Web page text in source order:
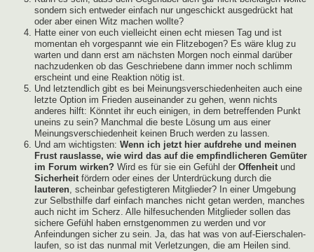
sondern sich entweder einfach nur ungeschickt ausgedrückt hat
oder aber einen Witz machen wollte?
Hatte einer von euch vielleicht einen echt miesen Tag und ist
momentan eh vorgespannt wie ein Flitzebogen? Es wäre klug zu
warten und dann erst am nächsten Morgen noch einmal darüber
nachzudenken ob das Geschriebene dann immer noch schlimm
erscheint und eine Reaktion nötig ist.
Und letztendlich gibt es bei Meinungsverschiedenheiten auch eine
letzte Option im Frieden auseinander zu gehen, wenn nichts
anderes hilft: Könntet ihr euch einigen, in dem betreffenden Punkt
uneins zu sein? Manchmal die beste Lösung um aus einer
Meinungsverschiedenheit keinen Bruch werden zu lassen.
Und am wichtigsten: Wenn ich jetzt hier aufdrehe und meinen
Frust rauslasse, wie wird das auf die empfindlicheren Gemüter
im Forum wirken? Wird es für sie ein Gefühl der Offenheitund
Sicherheitfördern oder eines der Unterdrückung durch die
lauteren, scheinbar gefestigteren Mitglieder? In einer Umgebung
zur Selbsthilfe darf einfach manches nicht getan werden, manches
auch nicht im Scherz. Alle hilfesuchenden Mitglieder sollen das
sichere Gefühl haben ernstgenommen zu werden und vor
Anfeindungen sicher zu sein. Ja, das hat was von auf-Eierschalen-
laufen, so ist das nunmal mit Verletzungen, die am Heilen sind.